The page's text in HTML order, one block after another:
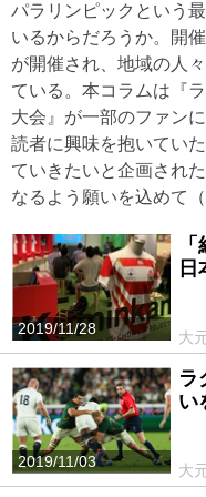
パラリンピックという
いるからだろうか。開
が開催され、地域の人
ている。本コラムは『
大会』が一部のファン
読者に興味を抱いてい
ていきたいと企画され
なるよう願いを込めて
2019/11/28
日
大
2019/11/03
ラ
い
大